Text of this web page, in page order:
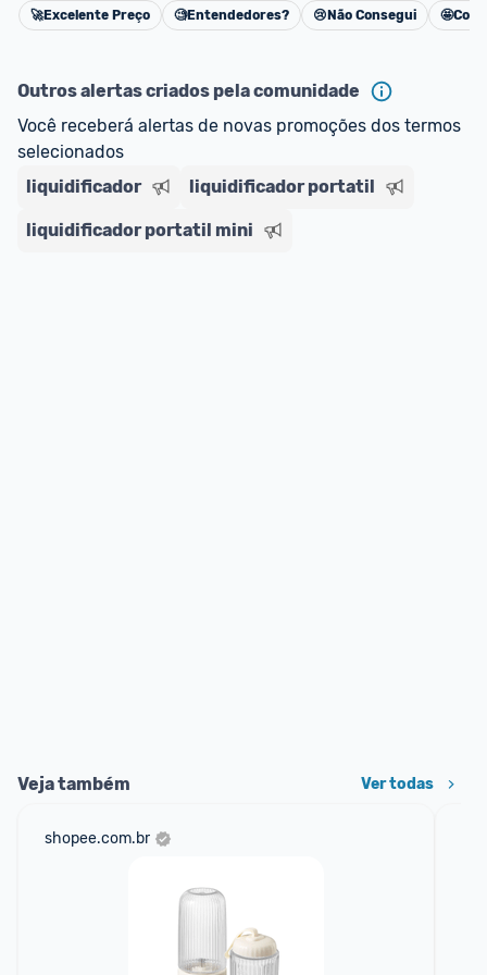
oferta do Promobit, ou de um vendedor Oficial
E lembre-se: você sempre pode contar ajuda da
comunidade para tirar dúvidas ou acionar os
nossos Admins marcando
comentário ou através do Fale com o Promobit.
Cancelar
🚀Excelente Preço 🧐Entendedores? 😢 Não Consegui 🤩
Outros alertas criados pela comunidade
Você receberá alertas de novas promoções dos termos
selecionados
liquidificador
liquidificador portatil
liquidificador portatil mini
Veja também Ver todas
shopee.com.br